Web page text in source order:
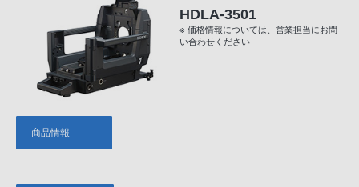
HDLA-3501
※ 価格情報については、営業担当にお問
い合わせください
商品情報